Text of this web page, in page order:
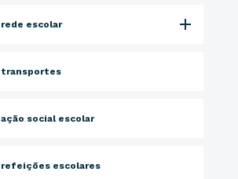
rede escolar
transportes
ação social escolar
refeições escolares